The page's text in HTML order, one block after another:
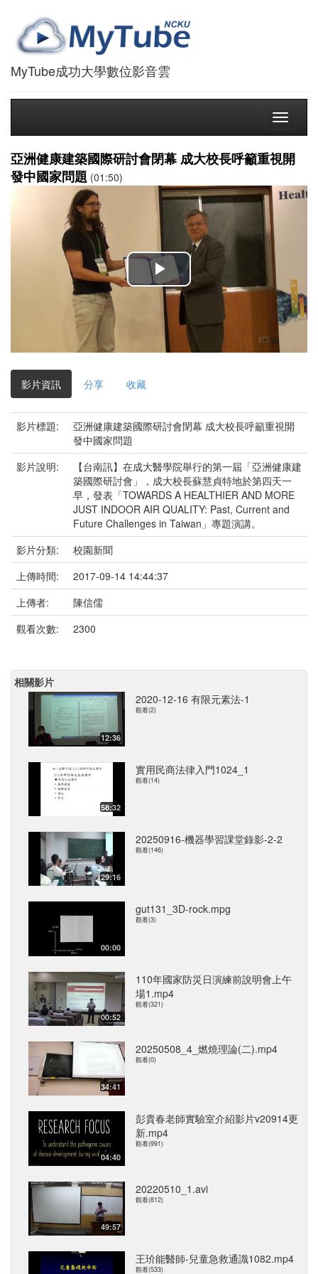
MyTube成功大學數位影音雲
Toggle
亞洲健康建築國際研討會閉幕 成大校長呼籲重視開
發中國家問題 (01:50)
播
放
影
影片資訊 分享 收藏
影片標題:
亞洲健康建築國際研討會閉幕 成大校長呼籲重視開
發中國家問題
影片說明:
【台南訊】在成大醫學院舉行的第一屆「亞洲健康建
築國際研討會」，成大校長蘇慧貞特地於第四天一
早，發表「TOWARDS A HEALTHIER AND MORE
JUST INDOOR AIR QUALITY: Past, Current and
Future Challenges in Taiwan」專題演講。
影片分類:
校園新聞
上傳時間:
2017-09-14 14:44:37
上傳者:
陳信儒
觀看次數:
2300
相關影片
12:36
2020-12-16 有限元素法-1
觀看(2)
58:32
實用民商法律入門1024_1
觀看(14)
29:16
20250916-機器學習課堂錄影-2-2
觀看(146)
00:00
gut131_3D-rock.mpg
觀看(3)
00:52
110年國家防災日演練前說明會上午
場1.mp4
觀看(321)
34:41
20250508_4_燃燒理論(二).mp4
觀看(0)
04:40
彭貴春老師實驗室介紹影片v20914更
新.mp4
觀看(991)
49:57
20220510_1.avi
觀看(812)
王玠能醫師-兒童急救通識1082.mp4
觀看(533)